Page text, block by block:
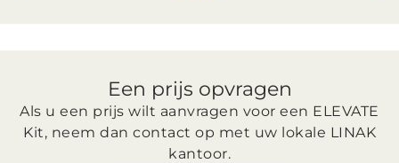
Een prijs opvragen
Als u een prijs wilt aanvragen voor een ELEVATE
Kit, neem dan contact op met uw lokale LINAK
kantoor.